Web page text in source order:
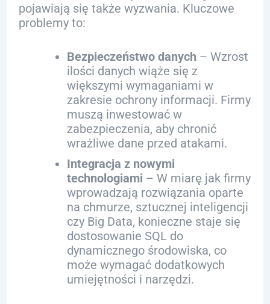
pojawiają się także wyzwania. Kluczowe
problemy to:
Bezpieczeństwo danych – Wzrost
ilości danych wiąże się z
większymi wymaganiami w
zakresie ochrony informacji. Firmy
muszą inwestować w
zabezpieczenia, aby chronić
wrażliwe dane przed atakami.
Integracja z nowymi
technologiami – W miarę jak firmy
wprowadzają rozwiązania oparte
na chmurze, sztucznej inteligencji
czy Big Data, konieczne staje się
dostosowanie SQL do
dynamicznego środowiska, co
może wymagać dodatkowych
umiejętności i narzędzi.